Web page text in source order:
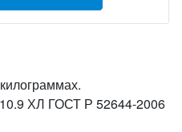
ХЛ ГОСТ Р 52644-2006